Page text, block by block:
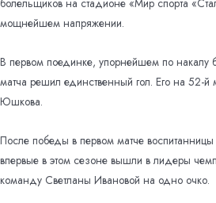
болельщиков на стадионе «Мир спорта
мощнейшем напряжении.
В первом поединке, упорнейшем по накалу
матча решил единственный гол. Его на 52-
Юшкова.
После победы в первом матче
впервые в этом сезоне вышли в лидеры
команду Светланы Ивановой на одно очко.